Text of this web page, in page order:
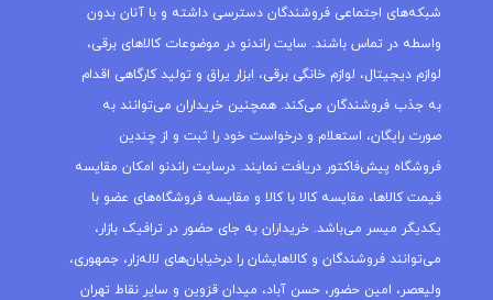
شبکه‌های اجتماعی فروشندگان دسترسی داشته و با آنان بدون
واسطه در تماس باشند. سایت راندنو در موضوعات کالاهای برقی،
لوازم دیجیتال، لوازم خانگی برقی، ابزار یراق و تولید کارگاهی اقدام
به جذب فروشندگان می‌کند. همچنین خریداران می‌توانند به
صورت رایگان، استعلام و درخواست خود را ثبت و از چندین
فروشگاه پیش‌فاکتور دریافت نمایند. درسایت راندنو امکان مقایسه
قیمت کالاها، مقایسه کالا با کالا و مقایسه فروشگاه‌های عضو با
یکدیگر میسر می‌باشد. خریداران به جای حضور در ترافیک بازار،
می‌توانند فروشندگان و کالاهایشان را درخیابان‌های لاله‌زار، جمهوری،
ولیعصر، امین حضور، حسن آباد، میدان قزوین و سایر نقاط تهران